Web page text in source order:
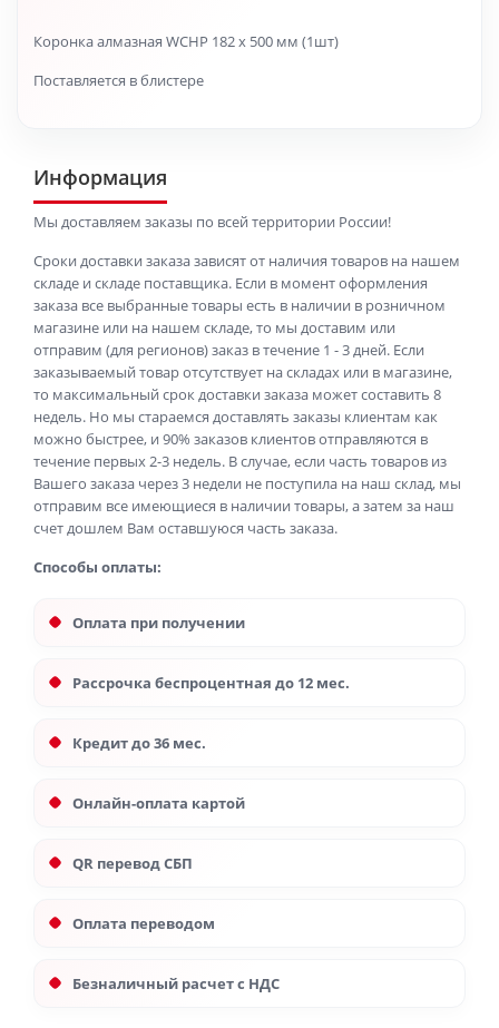
Коронка алмазная WCHP 182 x 500 мм (1шт)
Поставляется в блистере
Информация
Мы доставляем заказы по всей территории России!
Сроки доставки заказа зависят от наличия товаров на нашем
складе и складе поставщика. Если в момент оформления
заказа все выбранные товары есть в наличии в розничном
магазине или на нашем складе, то мы доставим или
отправим (для регионов) заказ в течение 1 - 3 дней. Если
заказываемый товар отсутствует на складах или в магазине,
то максимальный срок доставки заказа может составить 8
недель. Но мы стараемся доставлять заказы клиентам как
можно быстрее, и 90% заказов клиентов отправляются в
течение первых 2-3 недель. В случае, если часть товаров из
Вашего заказа через 3 недели не поступила на наш склад, мы
отправим все имеющиеся в наличии товары, а затем за наш
счет дошлем Вам оставшуюся часть заказа.
Способы оплаты:
Оплата при получении
Рассрочка беспроцентная до 12 мес.
Кредит до 36 мес.
Онлайн-оплата картой
QR перевод СБП
Оплата переводом
Безналичный расчет с НДС